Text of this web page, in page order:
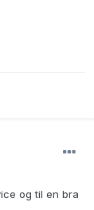
og til en bra